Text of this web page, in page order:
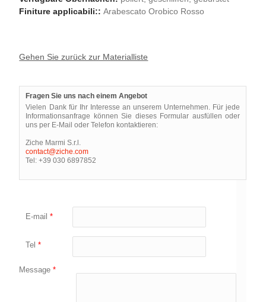
Finiture applicabili::Arabescato Orobico Rosso
Gehen Sie zurück zur Materialliste
Fragen Sie uns nach einem Angebot
Vielen Dank für Ihr Interesse an unserem Unternehmen. Für jede
Informationsanfrage können Sie dieses Formular ausfüllen oder
uns per E-Mail oder Telefon kontaktieren:
Ziche Marmi S.r.l.
contact@ziche.com
Tel: +39 030 6897852
E-mail*
Tel*
Message*